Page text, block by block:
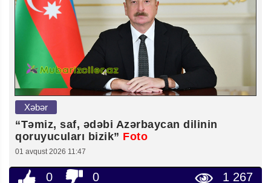
Xəbər
“Təmiz, saf, ədəbi Azərbaycan dilinin
qoruyucuları bizik” Foto
01 avqust 2026 11:47
0 0 1 267